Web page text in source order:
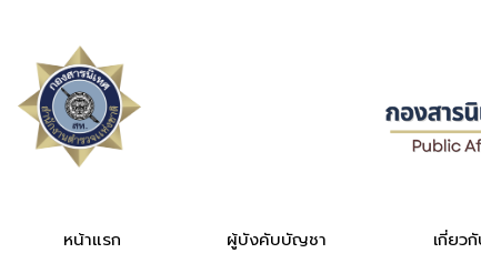
content
หน้าแรก ผู้บังคับบัญชา เกี่ยวกั